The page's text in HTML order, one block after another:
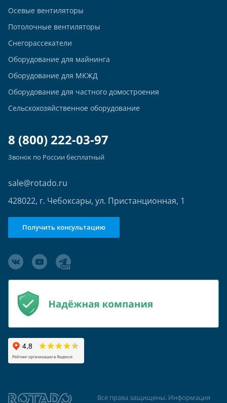
Осевые вентиляторы
Потолочные вентиляторы
Снегорассекатели
Оборудование для майнинга
Оборудование для МКЖД
Оборудование для частного домостроения
Сельскохозяйственное оборудование
8 (800) 222-03-97
Звонок по России бесплатный
sale@rotado.ru
428022, г. Чебоксары, ул. Пристанционная, 1
Получить консультацию
Все права защищены. Информация